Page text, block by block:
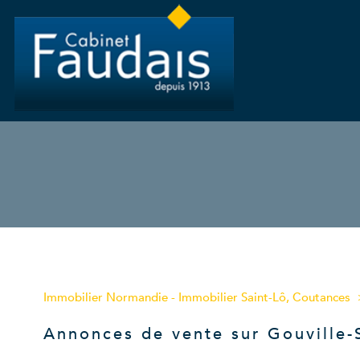
Immobilier Normandie - Immobilier Saint-Lô, Coutances
Annonces de vente sur Gouville-